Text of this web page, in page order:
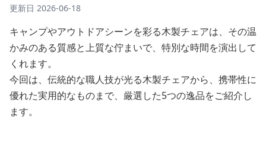
更新日 2026-06-18
キャンプやアウトドアシーンを彩る木製チェアは、その温
かみのある質感と上質な佇まいで、特別な時間を演出して
くれます。
今回は、伝統的な職人技が光る木製チェアから、携帯性に
優れた実用的なものまで、厳選した5つの逸品をご紹介し
ます。